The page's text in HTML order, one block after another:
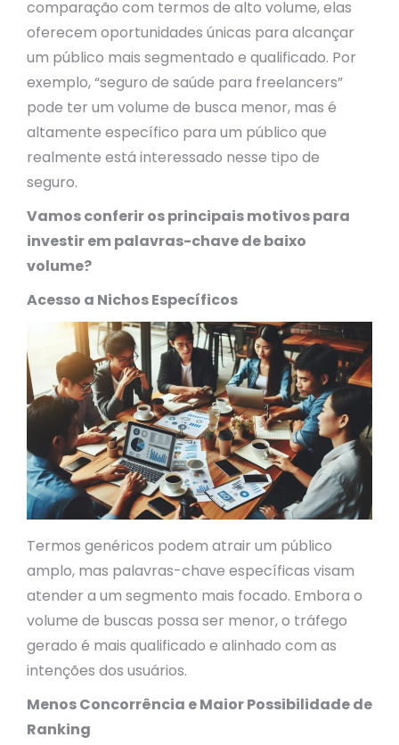
comparação com termos de alto volume, elas
oferecem oportunidades únicas para alcançar
um público mais segmentado e qualificado. Por
exemplo, “seguro de saúde para freelancers”
pode ter um volume de busca menor, mas é
altamente específico para um público que
realmente está interessado nesse tipo de
seguro.
Vamos conferir os principais motivos para
investir em palavras-chave de baixo
volume?
Acesso a Nichos Específicos
Termos genéricos podem atrair um público
amplo, mas palavras-chave específicas visam
atender a um segmento mais focado. Embora o
volume de buscas possa ser menor, o tráfego
gerado é mais qualificado e alinhado com as
intenções dos usuários.
Menos Concorrência e Maior Possibilidade de
Ranking